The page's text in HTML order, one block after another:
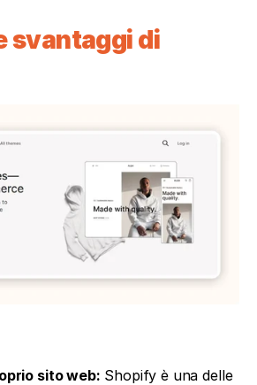
svantaggi di
sito web: Shopify è una delle